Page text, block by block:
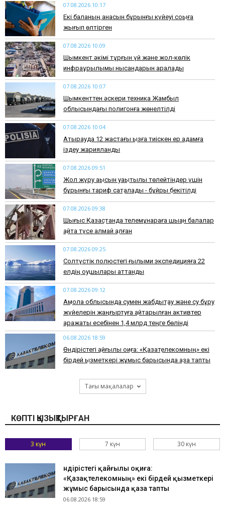
07.08.2026 10:17
Екі баланың анасын бұрынғы күйеуі соққыға
жығып өлтірген
07.08.2026 10:09
Шымкент әкімі тұрғын үй және жол-көлік
инфрақұрылымы нысандарын аралады
07.08.2026 10:07
​Шымкенттен әскери техника Жамбыл
облысындағы полигонға жөнелтілді
07.08.2026 10:04
Атырауда 12 жастағы қызға тиіскен ер адамға
іздеу жарияланды
07.08.2026 09:51
Жол жүру ақысын уақытылы төлейтіндер үшін
бұрынғы тариф сақталады - бұйрық бекітілді
07.08.2026 09:38
Шығыс Қазақстанда телемұнараға шыққан балалар
қайта түсе алмай қалған
07.08.2026 09:25
Солтүстік полюстегі ғылыми экспедицияға 22
елдің оқушылары аттанды
07.08.2026 09:12
Ақмола облысында сумен жабдықтау және су бұру
жүйелерін жаңғыртуға қайтарылған активтер
қаражаты есебінен 1,4 млрд теңге бөлінді
06.08.2026 18:59
Өндірістегі қайғылы оқиға: «Қазақтелекомның» екі
бірдей қызметкері жұмыс барысында қаза тапты
Тағы мақалалар
КӨПТІ ҚЫЗЫҚТЫРҒАН
3 күн 7 күн 30 күн
Өндірістегі қайғылы оқиға:
«Қазақтелекомның» екі бірдей қызметкері
жұмыс барысында қаза тапты
06.08.2026 18:59